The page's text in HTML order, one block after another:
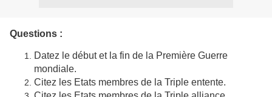
Questions :
Datez le début et la fin de la Première Guerre
mondiale.
Citez les Etats membres de la Triple entente.